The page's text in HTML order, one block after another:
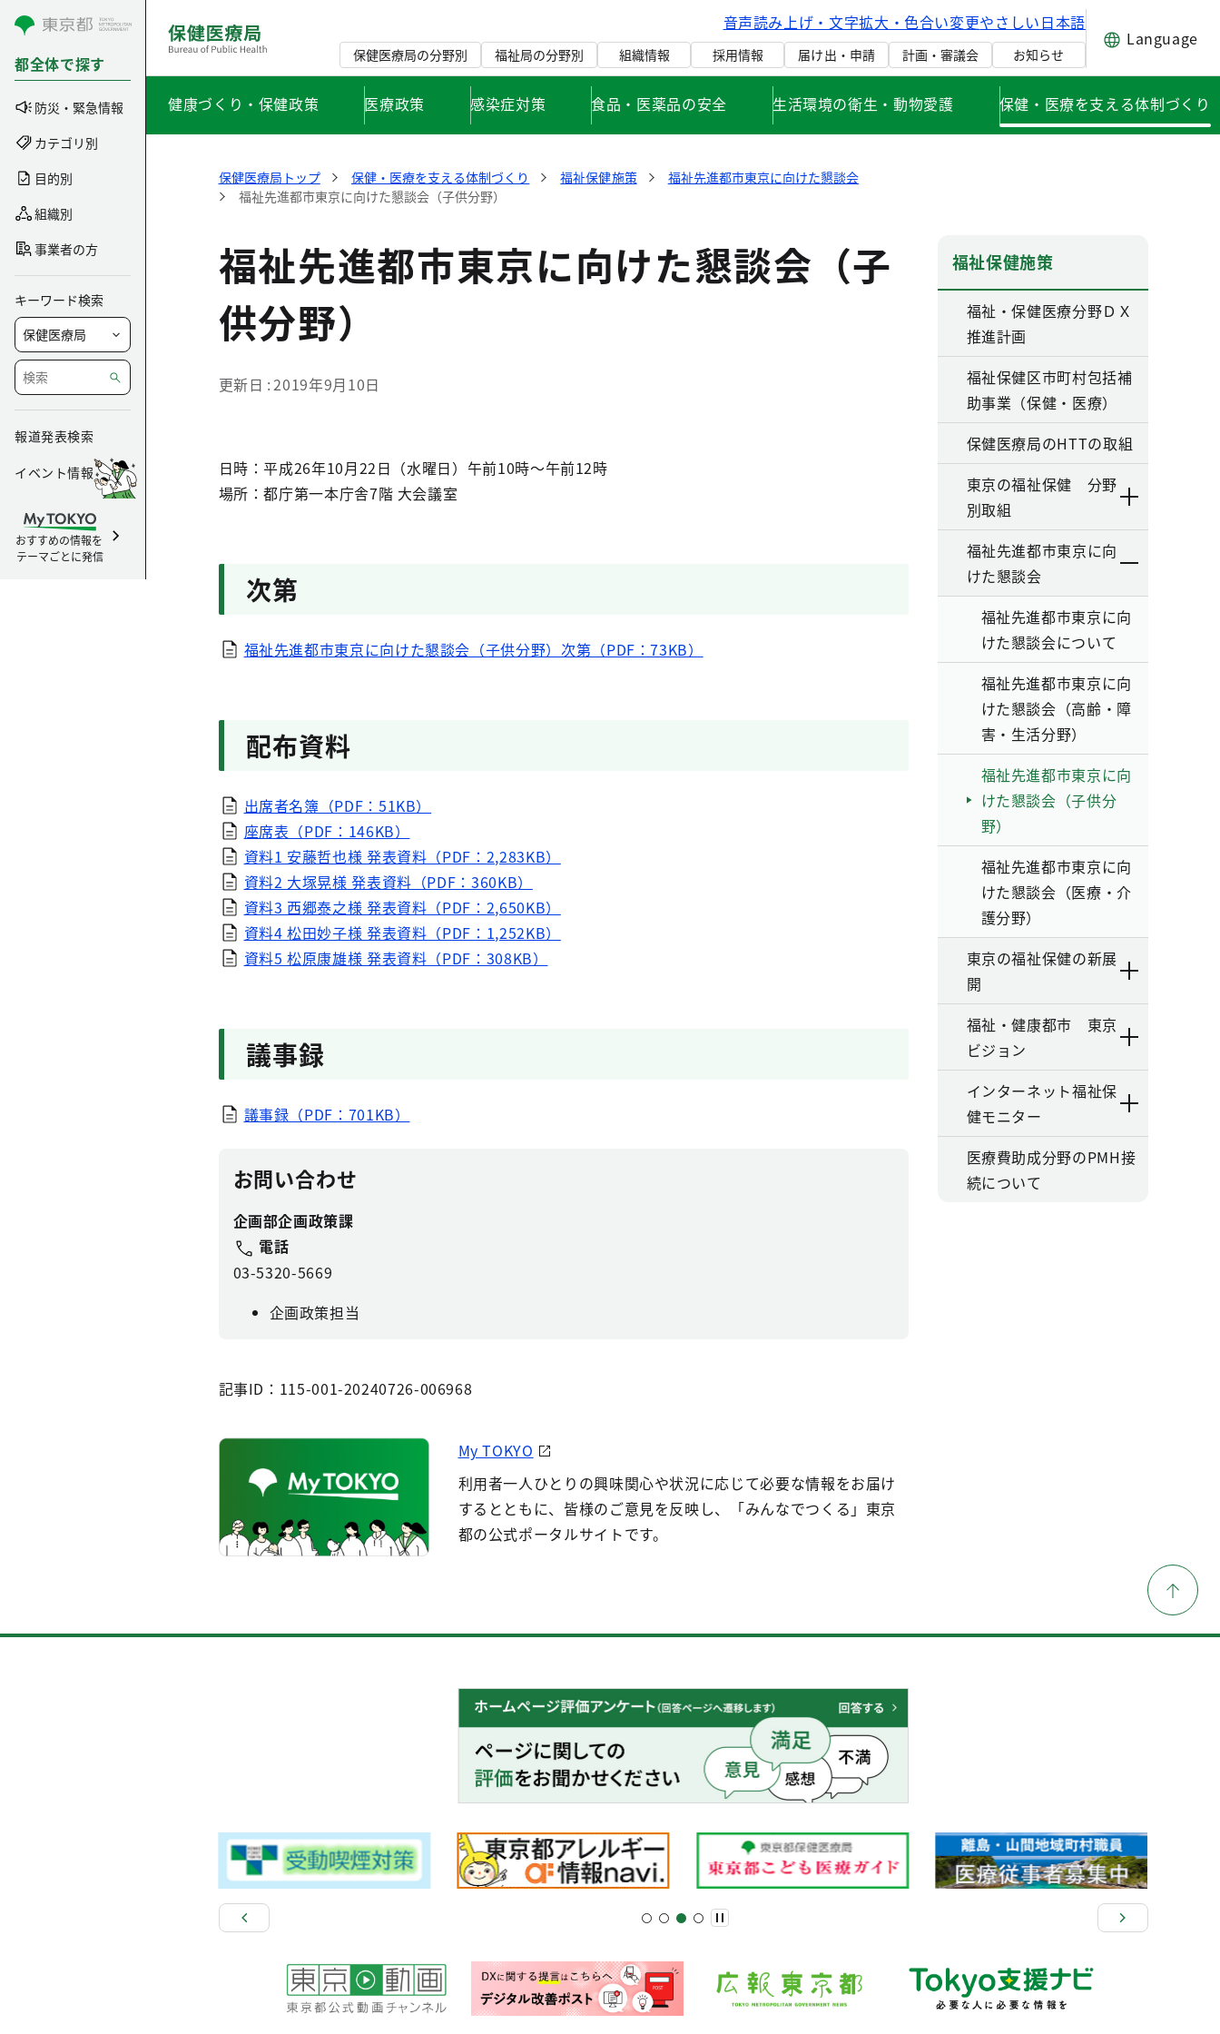
コンテンツにスキップ
都全体で探す
防災・緊急情報
カテゴリ別
目的別
組織別
事業者の方
キーワード検索
報道発表検索
イベント情報
おすすめの情報を
テーマごとに発信
音声読み上げ・文字拡大・色合い変更やさしい日本語
保健医療局の分野別 福祉局の分野別 組織情報 採用情報 届け出・申請 計画・審議会 お知らせ
Language
健康づくり・保健政策 医療政策 感染症対策 食品・医薬品の安全 生活環境の衛生・動物愛護 保健・医療を支える体制づくり
保健医療局トップ 保健・医療を支える体制づくり 福祉保健施策
福祉先進都市東京に向けた懇談会
福祉先進都市東京に向けた懇談会（子供分野）
福祉先進都市東京に向けた懇談会（子
供分野）
更新日 2019年9月10日
日時：平成26年10月22日（水曜日）午前10時～午前12時
場所：都庁第一本庁舎7階 大会議室
次第
福祉先進都市東京に向けた懇談会（子供分野）次第（PDF：73KB）
配布資料
出席者名簿（PDF：51KB）
座席表（PDF：146KB）
資料1 安藤哲也様 発表資料（PDF：2,283KB）
資料2 大塚晃様 発表資料（PDF：360KB）
資料3 西郷泰之様 発表資料（PDF：2,650KB）
資料4 松田妙子様 発表資料（PDF：1,252KB）
資料5 松原康雄様 発表資料（PDF：308KB）
議事録
議事録（PDF：701KB）
お問い合わせ
企画部企画政策課
電話
03-5320-5669
企画政策担当
記事ID：115-001-20240726-006968
My TOKYO
利用者一人ひとりの興味関心や状況に応じて必要な情報をお届け
するとともに、皆様のご意見を反映し、「みんなでつくる」東京
都の公式ポータルサイトです。
福祉保健施策
福祉・保健医療分野ＤＸ
推進計画
福祉保健区市町村包括補
助事業（保健・医療）
保健医療局のHTTの取組
東京の福祉保健 分野
別取組
福祉先進都市東京に向
けた懇談会
福祉先進都市東京に向
けた懇談会について
福祉先進都市東京に向
けた懇談会（高齢・障
害・生活分野）
福祉先進都市東京に向
けた懇談会（子供分
野）
福祉先進都市東京に向
けた懇談会（医療・介
護分野）
東京の福祉保健の新展
開
福祉・健康都市 東京
ビジョン
インターネット福祉保
健モニター
医療費助成分野のPMH接
続について